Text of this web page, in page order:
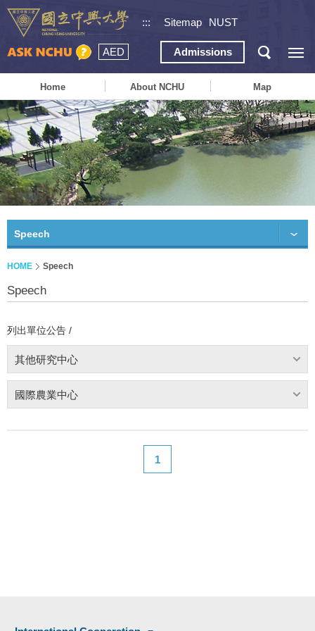
::: Sitemap NUST
AED Admissions
Home About NCHU Map
Speech
HOME Speech
Speech
列出單位公告 /
其他研究中心
國際農業中心
1